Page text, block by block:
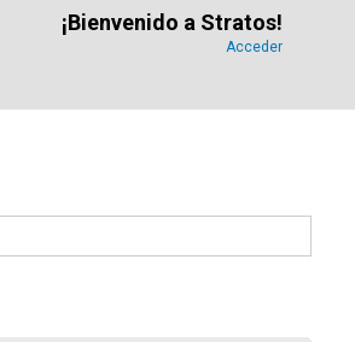
¡Bienvenido a Stratos!
Acceder